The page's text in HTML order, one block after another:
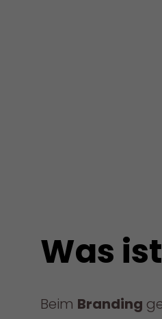
Was
Beim Branding